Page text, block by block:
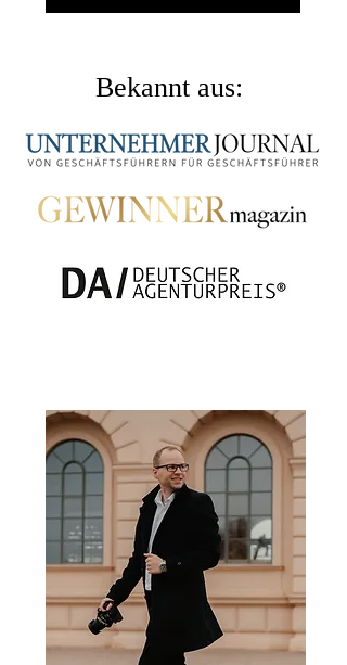
Bekannt aus: